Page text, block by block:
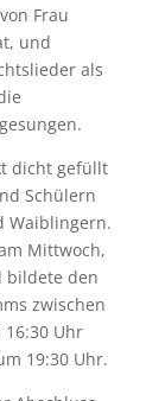
Frau
und
als
dicht gefüllt
Schülern
Waiblingern.
Mittwoch,
bildete den
zwischen
Uhr
19:30 Uhr.